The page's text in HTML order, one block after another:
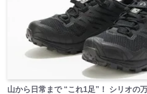
山から日常まで “これ1足”！ シリオの